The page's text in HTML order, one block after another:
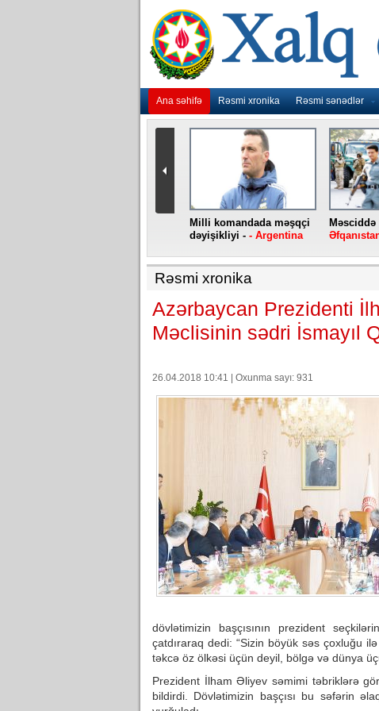
Ana səhifə Rəsmi xronika Rəsmi sənədlər
Milli komandada məşqçi
dəyişikliyi - - Argentina
Məsciddə
Rəsmi xronika
Azərbaycan Prezidenti
Məclisinin sədri İsmayıl
26.04.2018 10:41 | Oxunma sayı: 931
dövlətimizin başçısının prezident
çatdıraraq dedi: “Sizin böyük səs çoxluğu
təkcə öz ölkəsi üçün deyil, bölgə və dünya
Prezident İlham Əliyev səmimi təbriklərə
bildirdi. Dövlətimizin başçısı bu səfərin